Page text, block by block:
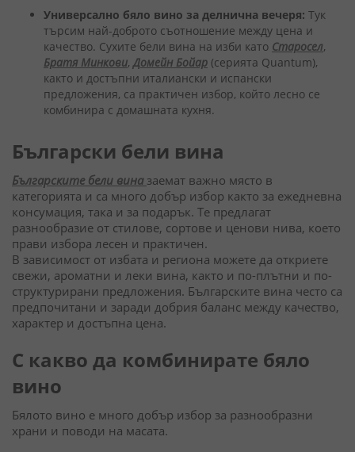
Универсално бяло вино за делнична вечеря: Тук
търсим най-доброто съотношение между цена и
качество. Сухите бели вина на изби като Старосел,
Братя Минкови, Домейн Бойар (серията Quantum),
както и достъпни италиански и испански
предложения, са практичен избор, който лесно се
комбинира с домашната кухня.
Български бели вина
Българските бели вина заемат важно място в
категорията и са много добър избор както за ежедневна
консумация, така и за подарък. Те предлагат
разнообразие от стилове, сортове и ценови нива, което
прави избора лесен и практичен.
В зависимост от избата и региона можете да откриете
свежи, ароматни и леки вина, както и по-плътни и по-
структурирани предложения. Българските вина често са
предпочитани и заради добрия баланс между качество,
характер и достъпна цена.
С какво да комбинирате бяло
вино
Бялото вино е много добър избор за разнообразни
храни и поводи на масата.